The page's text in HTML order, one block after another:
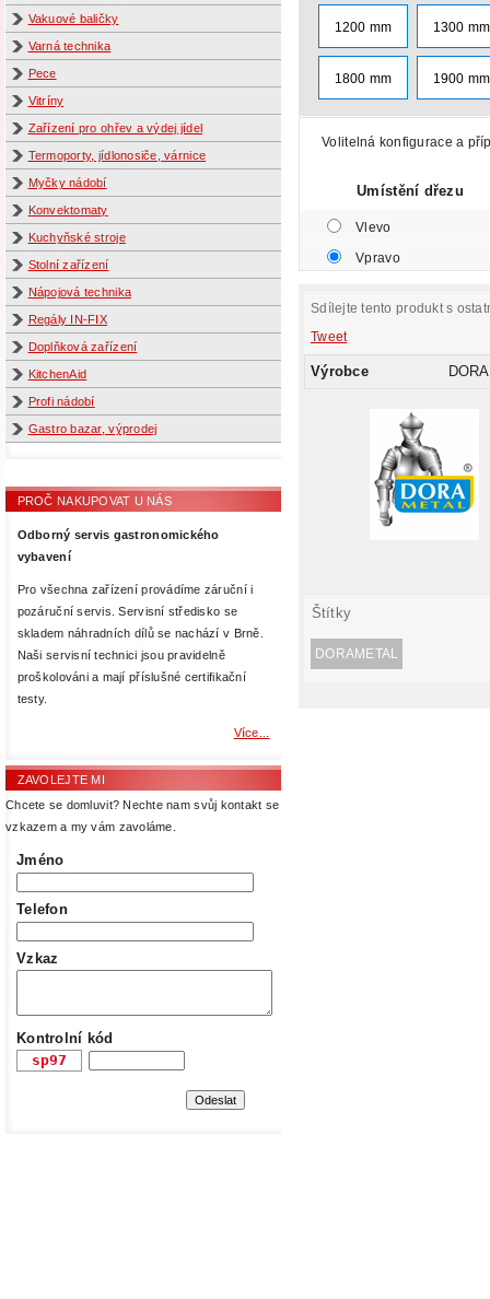
Vakuové baličky
Varná technika
Pece
Vitríny
Zařízení pro ohřev a výdej jídel
Termoporty, jídlonosiče, várnice
Myčky nádobí
Konvektomaty
Kuchyňské stroje
Stolní zařízení
Nápojová technika
Regály IN-FIX
Doplňková zařízení
KitchenAid
Profi nádobí
Gastro bazar, výprodej
PROČ NAKUPOVAT U NÁS
Odborný servis gastronomického
vybavení
Pro všechna zařízení provádíme záruční i
pozáruční servis. Servisní středisko se
skladem náhradních dílů se nachází v Brně.
Naši servisní technici jsou pravidelně
proškolováni a mají příslušné certifikační
testy.
Více...
ZAVOLEJTE MI
Chcete se domluvit? Nechte nam svůj kontakt se
vzkazem a my vám zavoláme.
Jméno
Telefon
Vzkaz
Kontrolní kód
1200 mm 1300 mm
1800 mm 1900 mm
Volitelná konfigurace a
Umístění dřezu
Vlevo
Vpravo
Sdílejte tento produkt s
Tweet
Výrobce
Štítky
DORAMETAL